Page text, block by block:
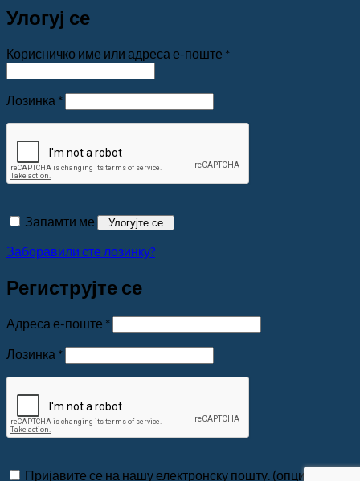
Улогуј се
Корисничко име или адреса е-поште *Обавезно
Лозинка *Обавезно
Запамти ме Улогујте се
Заборавили сте лозинку?
Региструјте се
Адреса е-поште *Обавезно
Лозинка *Обавезно
Пријавите се на нашу електронску пошту. (опционо)